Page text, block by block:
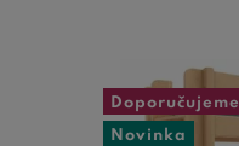
Doporučujeme
Novinka